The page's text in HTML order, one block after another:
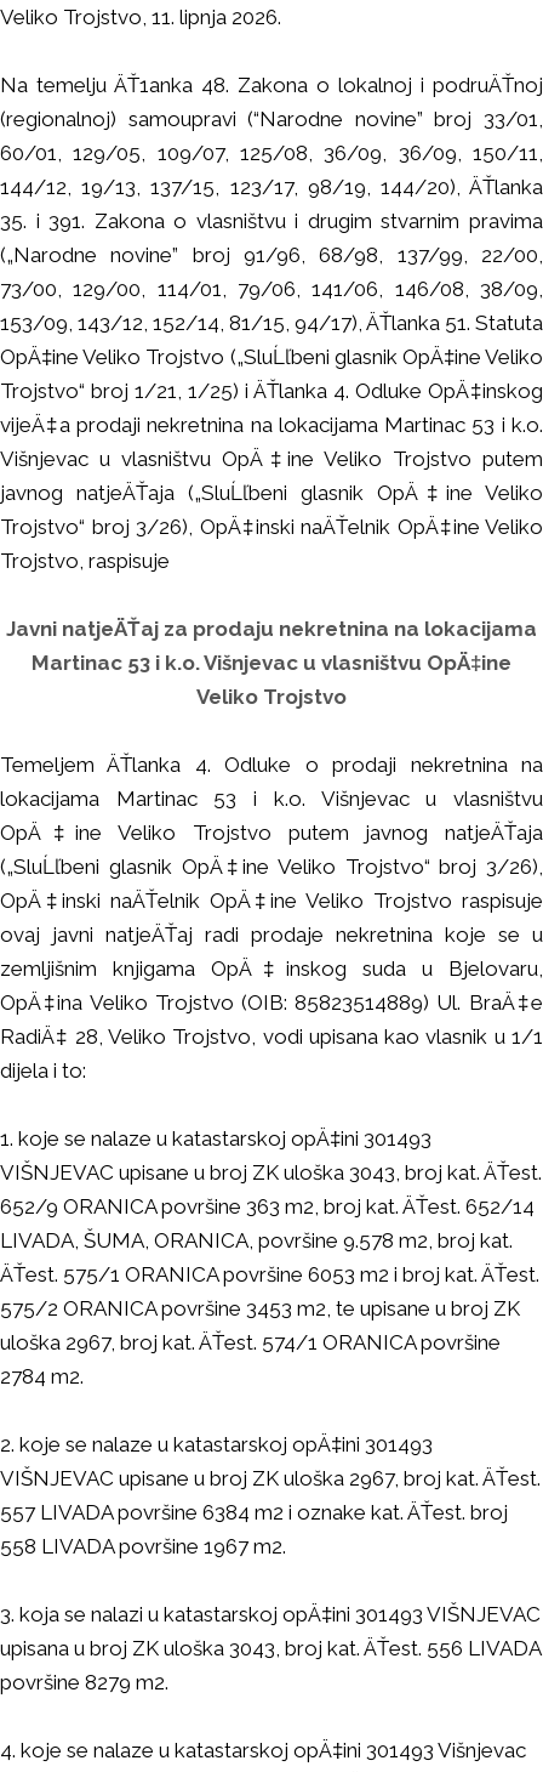
Veliko Trojstvo, 11. lipnja 2026.
Na temelju ÄŤ1anka 48. Zakona o lokalnoj i podruÄŤnoj
(regionalnoj) samoupravi (“Narodne novine” broj 33/01,
60/01, 129/05, 109/07, 125/08, 36/09, 36/09, 150/11,
144/12, 19/13, 137/15, 123/17, 98/19, 144/20), ÄŤlanka
35. i 391. Zakona o vlasništvu i drugim stvarnim pravima
(„Narodne novine” broj 91/96, 68/98, 137/99, 22/00,
73/00, 129/00, 114/01, 79/06, 141/06, 146/08, 38/09,
153/09, 143/12, 152/14, 81/15, 94/17), ÄŤlanka 51. Statuta
OpÄ‡ine Veliko Trojstvo („SluĹľbeni glasnik OpÄ‡ine Veliko
Trojstvo“ broj 1/21, 1/25) i ÄŤlanka 4. Odluke OpÄ‡inskog
vijeÄ‡a prodaji nekretnina na lokacijama Martinac 53 i k.o.
Višnjevac u vlasništvu OpÄ‡ine Veliko Trojstvo putem
javnog natjeÄŤaja („SluĹľbeni glasnik OpÄ‡ine Veliko
Trojstvo“ broj 3/26), OpÄ‡inski naÄŤelnik OpÄ‡ine Veliko
Trojstvo, raspisuje
Javni natjeÄŤaj za prodaju nekretnina na lokacijama
Martinac 53 i k.o. Višnjevac u vlasništvu OpÄ‡ine
Veliko Trojstvo
Temeljem ÄŤlanka 4. Odluke o prodaji nekretnina na
lokacijama Martinac 53 i k.o. Višnjevac u vlasništvu
OpÄ‡ine Veliko Trojstvo putem javnog natjeÄŤaja
(„SluĹľbeni glasnik OpÄ‡ine Veliko Trojstvo“ broj 3/26),
OpÄ‡inski naÄŤelnik OpÄ‡ine Veliko Trojstvo raspisuje
ovaj javni natjeÄŤaj radi prodaje nekretnina koje se u
zemljišnim knjigama OpÄ‡inskog suda u Bjelovaru,
OpÄ‡ina Veliko Trojstvo (OIB: 85823514889) Ul. BraÄ‡e
RadiÄ‡ 28, Veliko Trojstvo, vodi upisana kao vlasnik u 1/1
dijela i to:
1. koje se nalaze u katastarskoj opÄ‡ini 301493
VIŠNJEVAC upisane u broj ZK uloška 3043, broj kat. ÄŤest.
652/9 ORANICA površine 363 m2, broj kat. ÄŤest. 652/14
LIVADA, ŠUMA, ORANICA, površine 9.578 m2, broj kat.
ÄŤest. 575/1 ORANICA površine 6053 m2 i broj kat. ÄŤest.
575/2 ORANICA površine 3453 m2, te upisane u broj ZK
uloška 2967, broj kat. ÄŤest. 574/1 ORANICA površine
2784 m2.
2. koje se nalaze u katastarskoj opÄ‡ini 301493
VIŠNJEVAC upisane u broj ZK uloška 2967, broj kat. ÄŤest.
557 LIVADA površine 6384 m2 i oznake kat. ÄŤest. broj
558 LIVADA površine 1967 m2.
3. koja se nalazi u katastarskoj opÄ‡ini 301493 VIŠNJEVAC
upisana u broj ZK uloška 3043, broj kat. ÄŤest. 556 LIVADA
površine 8279 m2.
4. koje se nalaze u katastarskoj opÄ‡ini 301493 Višnjevac